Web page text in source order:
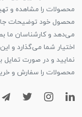
محصولات را مشاهده و
محصول خود توضیحات
می‌دهد و کارشناسان ما
اختیار شما می‌گذارد و
نمایید و در صورت تمایل
محصولات را سفارش و